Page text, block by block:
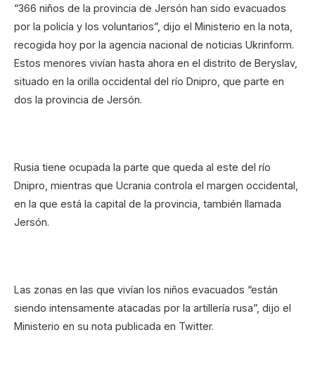
“366 niños de la provincia de Jersón han sido evacuados
por la policía y los voluntarios”, dijo el Ministerio en la nota,
recogida hoy por la agencia nacional de noticias Ukrinform.
Estos menores vivían hasta ahora en el distrito de Beryslav,
situado en la orilla occidental del río Dnipro, que parte en
dos la provincia de Jersón.
Rusia tiene ocupada la parte que queda al este del río
Dnipro, mientras que Ucrania controla el margen occidental,
en la que está la capital de la provincia, también llamada
Jersón.
Las zonas en las que vivían los niños evacuados “están
siendo intensamente atacadas por la artillería rusa”, dijo el
Ministerio en su nota publicada en Twitter.